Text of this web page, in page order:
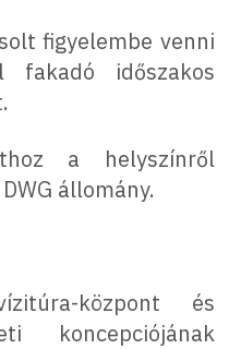
figyelembe venni
fakadó időszakos
a helyszínről
állomány.
központ és
koncepciójának